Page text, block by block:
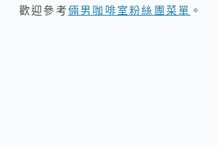
歡迎參考倆男咖啡室粉絲團菜單 。